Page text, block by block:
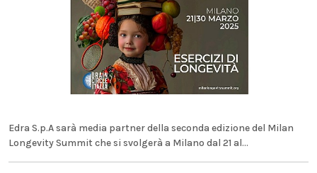
Edra S.p.A sarà media partner della seconda edizione del Milan
Longevity Summit che si svolgerà a Milano dal 21 al...